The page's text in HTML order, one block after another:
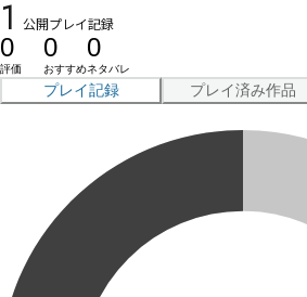
1 公開プレイ記録
0
評価
0
おすすめ
0
ネタバレ
プレイ記録 プレイ済み作品